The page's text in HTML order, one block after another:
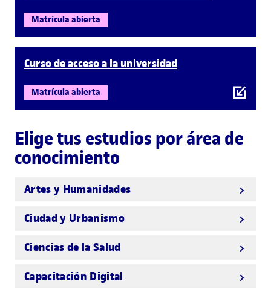
Matrícula abierta
Curso de acceso a la universidad
Matrícula abierta
Elige tus estudios por área de
conocimiento
Artes y Humanidades
Ciudad y Urbanismo
Ciencias de la Salud
Capacitación Digital